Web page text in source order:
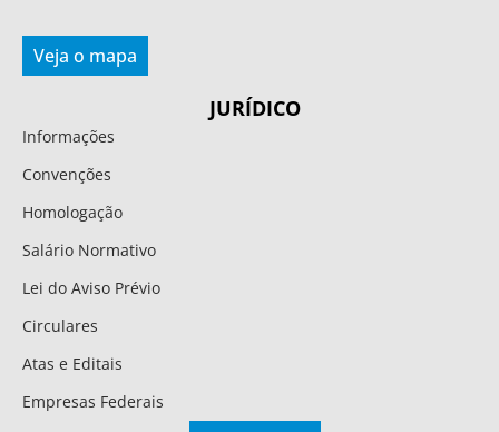
Veja o mapa
JURÍDICO
Informações
Convenções
Homologação
Salário Normativo
Lei do Aviso Prévio
Circulares
Atas e Editais
Empresas Federais